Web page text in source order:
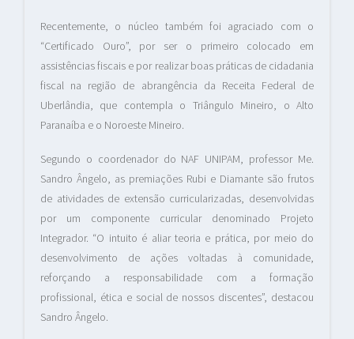
Recentemente, o núcleo também foi agraciado com o
“Certificado Ouro”, por ser o primeiro colocado em
assistências fiscais e por realizar boas práticas de cidadania
fiscal na região de abrangência da Receita Federal de
Uberlândia, que contempla o Triângulo Mineiro, o Alto
Paranaíba e o Noroeste Mineiro.
Segundo o coordenador do NAF UNIPAM, professor Me.
Sandro Ângelo, as premiações Rubi e Diamante são frutos
de atividades de extensão curricularizadas, desenvolvidas
por um componente curricular denominado Projeto
Integrador. “O intuito é aliar teoria e prática, por meio do
desenvolvimento de ações voltadas à comunidade,
reforçando a responsabilidade com a formação
profissional, ética e social de nossos discentes”, destacou
Sandro Ângelo.